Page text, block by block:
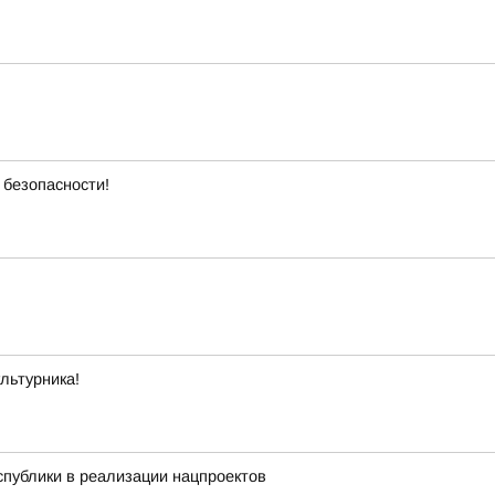
в реализации нацпроектов